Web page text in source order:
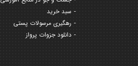
سبد خرید
رهگیری مرسولات پستی
دانلود جزوات پرواز